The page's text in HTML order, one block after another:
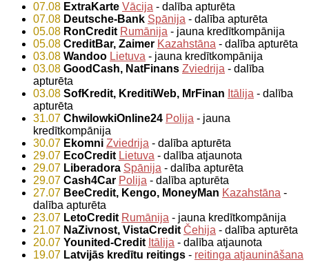
07.08 ExtraKarte Vācija - dalība apturēta
07.08 Deutsche-Bank Spānija - dalība apturēta
05.08 RonCredit Rumānija - jauna kredītkompānija
05.08 CreditBar, Zaimer Kazahstāna - dalība apturēta
03.08 Wandoo Lietuva - jauna kredītkompānija
03.08 GoodCash, NatFinans Zviedrija - dalība
apturēta
03.08 SofKredit, KreditiWeb, MrFinan Itālija - dalība
apturēta
31.07 ChwilowkiOnline24 Polija - jauna
kredītkompānija
30.07 Ekomni Zviedrija - dalība apturēta
29.07 EcoCredit Lietuva - dalība atjaunota
29.07 Liberadora Spānija - dalība apturēta
29.07 Cash4Car Polija - dalība apturēta
27.07 BeeCredit, Kengo, MoneyMan Kazahstāna -
dalība apturēta
23.07 LetoCredit Rumānija - jauna kredītkompānija
21.07 NaZivnost, VistaCredit Čehija - dalība apturēta
20.07 Younited-Credit Itālija - dalība atjaunota
19.07 Latvijās kredītu reitings - reitinga atjaunināšana